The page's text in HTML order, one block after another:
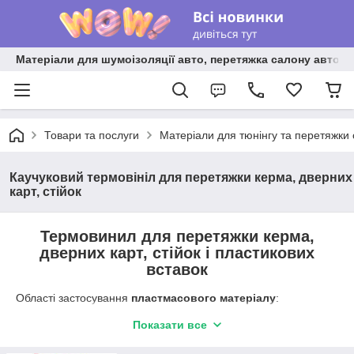
Матеріали для шумоізоляції авто, перетяжка салону авто
Товари та послуги Матеріали для тюнінгу та
Каучуковий термовініл для перетяжки керма, дверних
карт, стійок
Термовинил для перетяжки керма,
дверних карт, стійок і пластикових
вставок
Області застосування пластмасового матеріалу:
Матеріалом з каучуку перетягують рулі
Показати все